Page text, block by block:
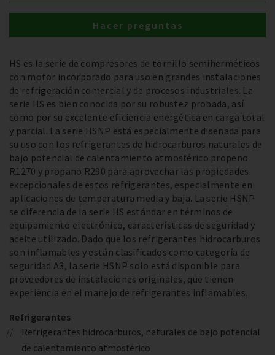
HS es la serie de compresores de tornillo semiherméticos
con motor incorporado para uso en grandes instalaciones
de refrigeración comercial y de procesos industriales. La
serie HS es bien conocida por su robustez probada, así
como por su excelente eficiencia energética en carga total
y parcial. La serie HSNP está especialmente diseñada para
su uso con los refrigerantes de hidrocarburos naturales de
bajo potencial de calentamiento atmosférico propeno
R1270 y propano R290 para aprovechar las propiedades
excepcionales de estos refrigerantes, especialmente en
aplicaciones de temperatura media y baja. La serie HSNP
se diferencia de la serie HS estándar en términos de
equipamiento electrónico, características de seguridad y
aceite utilizado. Dado que los refrigerantes hidrocarburos
son inflamables y están clasificados como categoría de
seguridad A3, la serie HSNP solo está disponible para
proveedores de instalaciones originales, que tienen
experiencia en el manejo de refrigerantes inflamables.
Refrigerantes
Refrigerantes hidrocarburos, naturales de bajo potencial
de calentamiento atmosférico
Hacer preguntas